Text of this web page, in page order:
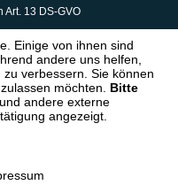
Art. 13 DS-GVO
Einige von ihnen sind
andere uns helfen,
verbessern. Sie können
möchten. Bitte
andere externe
angezeigt.